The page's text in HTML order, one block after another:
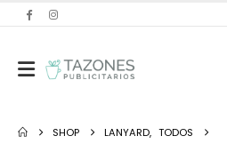
SHOP LANYARD, TODOS